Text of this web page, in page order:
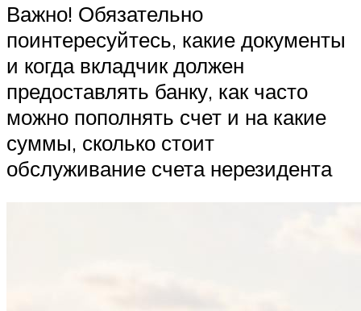
Важно! Обязательно
поинтересуйтесь, какие документы
и когда вкладчик должен
предоставлять банку, как часто
можно пополнять счет и на какие
суммы, сколько стоит
обслуживание счета нерезидента